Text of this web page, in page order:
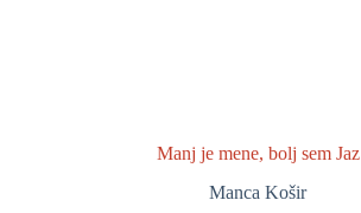
Manj je mene, bolj sem Jaz
Manca Košir